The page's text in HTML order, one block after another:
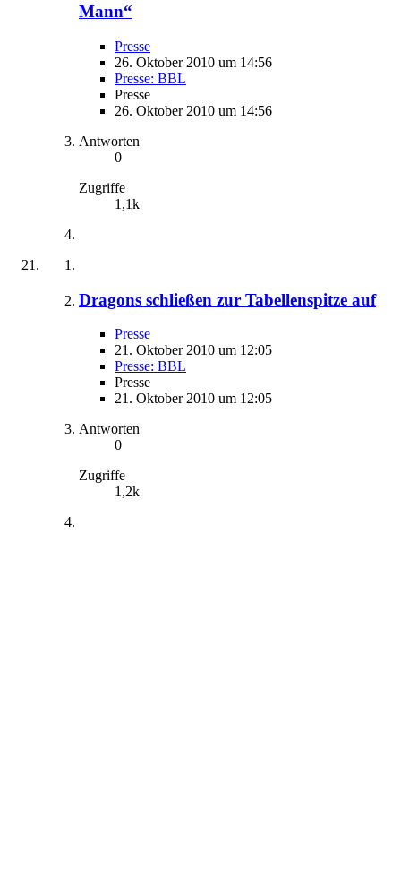
Mann“
Presse
26. Oktober 2010 um 14:56
Presse: BBL
Presse
26. Oktober 2010 um 14:56
Antworten
0
Zugriffe
1,1k
Dragons schließen zur Tabellenspitze auf
Presse
21. Oktober 2010 um 12:05
Presse: BBL
Presse
21. Oktober 2010 um 12:05
Antworten
0
Zugriffe
1,2k